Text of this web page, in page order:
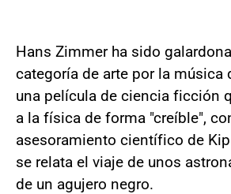
Hans Zimmer ha sido
categoría de arte por la música
una película de ciencia ficción
a la física de forma "creíble",
asesoramiento científico de
se relata el viaje de unos
de un agujero negro.